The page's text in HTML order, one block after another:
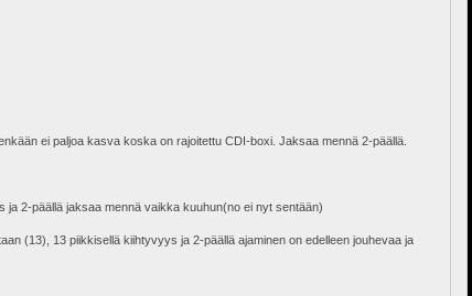
ei paljoa kasva koska on rajoitettu CDI-boxi. Jaksaa mennä 2-päällä.
ja 2-päällä jaksaa mennä vaikka kuuhun(no ei nyt sentään)
(13), 13 piikkisellä kiihtyvyys ja 2-päällä ajaminen on edelleen jouhevaa ja